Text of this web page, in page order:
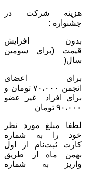
هزینه شرکت در
جشنواره :
بدون افزایش
قیمت (برای سومین
سال(
برای اعضای
انجمن ۷۰،۰۰۰ تومان و
برای افراد غیر عضو
۹۰،۰۰۰ تومان
لطفا مبلغ مورد نظر
خود را به شماره
کارت ثبت‌نام از اول
بهمن ماه از طریق
واریز به شماره